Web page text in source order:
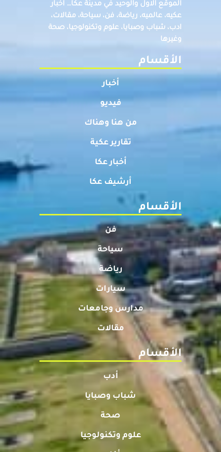
الموقع الاول والوحيد في مدينة عكا… اخبار
عكيه، عالميه، رياضة، فن، سياحة، مقالات،
ادب، شباب وصبايا، علوم وتكنولوجيا، صحة
وغيرها
الأقسام
أخبار
فيديو
من هنا وهناك
تقارير عكية
أخبار عكا
أرشيف عكا
الأقسام
فن
سياحة
رياضة
سيارات
مدارس وجامعات
مقالات
الأقسام
أدب
شباب وصبايا
صحة
علوم وتكنولوجيا